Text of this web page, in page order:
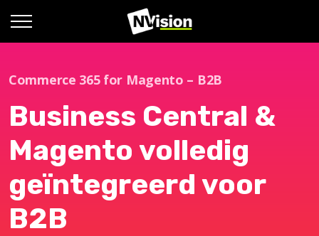
Commerce 365 for Magento – B2B
Business Central &
Magento volledig
geïntegreerd voor
B2B